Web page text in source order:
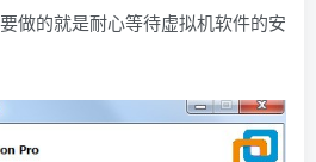
做的就是耐心等待虚拟机软件的安